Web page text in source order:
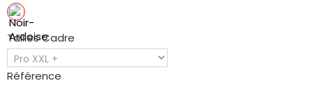
Tailles Cadre
Référence